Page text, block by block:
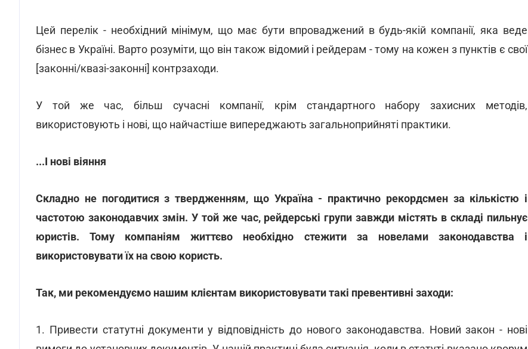
Цей перелік - необхідний мінімум, що має бути впроваджений в будь-якій компанії, яка веде
бізнес в Україні. Варто розуміти, що він також відомий і рейдерам - тому на кожен з пунктів є свої
[законні/квазі-законні] контрзаходи.
У той же час, більш сучасні компанії, крім стандартного набору захисних методів,
використовують і нові, що найчастіше випереджають загальноприйняті практики.
...І нові віяння
Складно не погодитися з твердженням, що Україна - практично рекордсмен за кількістю і
частотою законодавчих змін. У той же час, рейдерські групи завжди містять в складі пильнує
юристів. Тому компаніям життєво необхідно стежити за новелами законодавства і
використовувати їх на свою користь.
Так, ми рекомендуємо нашим клієнтам використовувати такі превентивні заходи:
1. Привести статутні документи у відповідність до нового законодавства. Новий закон - нові